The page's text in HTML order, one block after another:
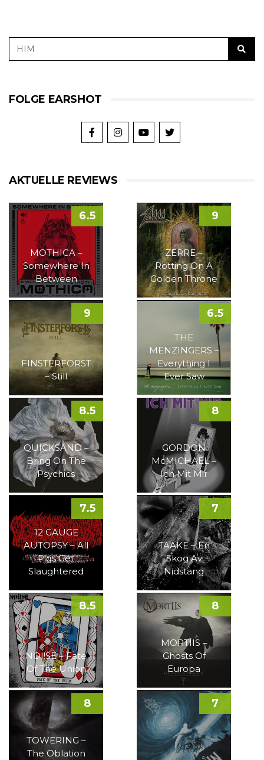
FOLGE EARSHOT
AKTUELLE REVIEWS
MOTHICA –
Somewhere In
Between
6.5
ZERRE –
Rotting On A
Golden Throne
9
FINSTERFORST
– Still
9
THE
MENZINGERS –
Everything I
Ever Saw
6.5
QUICKSAND –
Bring On The
Psychics
8.5
GORDON
McMICHAEL –
Ich Mit Mir
8
12 GAUGE
AUTOPSY – All
Pigs Get
Slaughtered
7.5
TAAKE – En
Skog Av
Nidstang
7
NOI!SE – Fate
Of The Union
8.5
MORTIIS –
Ghosts Of
Europa
8
TOWERING –
The Oblation
8 7